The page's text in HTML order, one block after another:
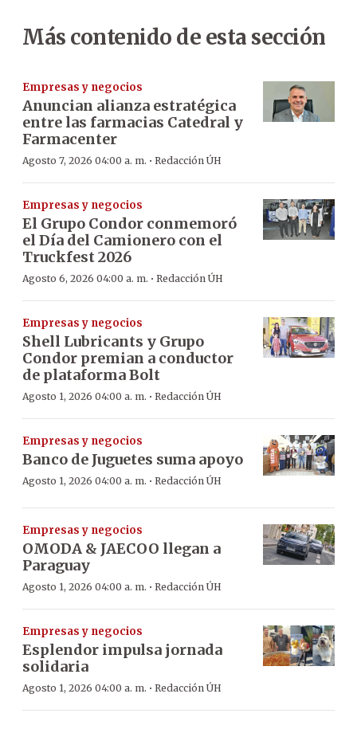
Más contenido de esta sección
Empresas y negocios
Anuncian alianza estratégica
entre las farmacias Catedral y
Farmacenter
Agosto 7, 2026 04:00 a. m. · Redacción ÚH
Empresas y negocios
El Grupo Condor conmemoró
el Día del Camionero con el
Truckfest 2026
Agosto 6, 2026 04:00 a. m. · Redacción ÚH
Empresas y negocios
Shell Lubricants y Grupo
Condor premian a conductor
de plataforma Bolt
Agosto 1, 2026 04:00 a. m. · Redacción ÚH
Empresas y negocios
Banco de Juguetes suma apoyo
Agosto 1, 2026 04:00 a. m. · Redacción ÚH
Empresas y negocios
OMODA & JAECOO llegan a
Paraguay
Agosto 1, 2026 04:00 a. m. · Redacción ÚH
Empresas y negocios
Esplendor impulsa jornada
solidaria
Agosto 1, 2026 04:00 a. m. · Redacción ÚH